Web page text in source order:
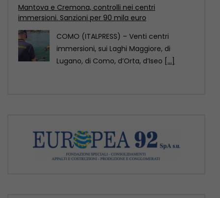
dell’architettura 2029
Pechino è stata designata Capitale
mondiale dell’architettura Unesco-Uia
(Unione internazionale degli architetti)
2029, come annunciato[...]